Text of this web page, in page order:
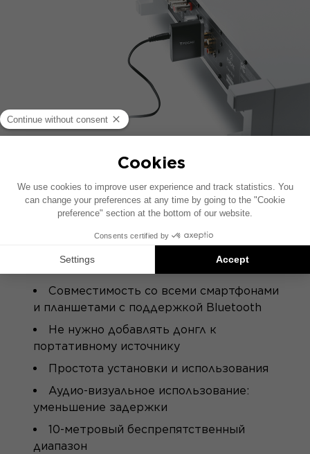
КЛЮЧЕВЫЕ МОМЕНТЫ
качества
Совместимость со всеми смартфонами
и планшетами с поддержкой Bluetooth
Не нужно добавлять донгл к
портативному источнику
Простота установки и использования
Аудио-визуальное использование:
уменьшение задержки
10-метровый беспрепятственный
диапазон